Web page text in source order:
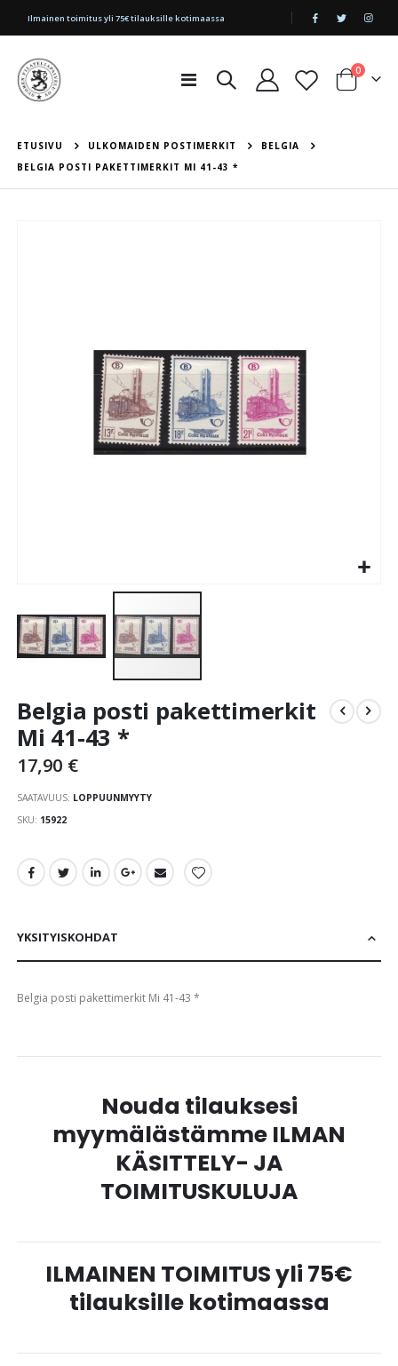
|
Ilmainen toimitus yli 75€ tilauksille kotimaassa
Toggle
Cart
0tuotetta
ETUSIVU ULKOMAIDEN POSTIMERKIT
BELGIA
BELGIA POSTI PAKETTIMERKIT MI 41-43 *
to
beginning
of
images
gallery
Belgia posti pakettimerkit
Mi 41-43 *
17,90 €
SAATAVUUS: LOPPUUNMYYTY
SKU 15922
YKSITYISKOHDAT
Belgia posti pakettimerkit Mi 41-43 *
Nouda tilauksesi
myymälästämme ILMAN
KÄSITTELY- JA
TOIMITUSKULUJA
ILMAINEN TOIMITUS yli 75€
tilauksille kotimaassa